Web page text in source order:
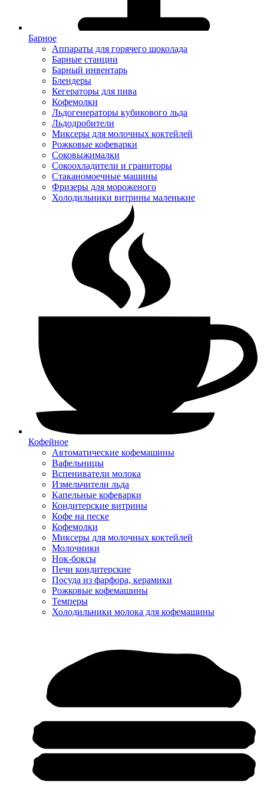
Барное
Аппараты для горячего шоколада
Барные станции
Барный инвентарь
Блендеры
Кегераторы для пива
Кофемолки
Льдогенераторы кубикового льда
Льдодробители
Миксеры для молочных коктейлей
Рожковые кофеварки
Соковыжималки
Сокоохладители и граниторы
Стаканомоечные машины
Фризеры для мороженого
Холодильники витрины маленькие
Кофейное
Автоматические кофемашины
Вафельницы
Вспениватели молока
Измельчители льда
Капельные кофеварки
Кондитерские витрины
Кофе на песке
Кофемолки
Миксеры для молочных коктейлей
Молочники
Нок-боксы
Печи кондитерские
Посуда из фарфора, керамики
Рожковые кофемашины
Темперы
Холодильники молока для кофемашины